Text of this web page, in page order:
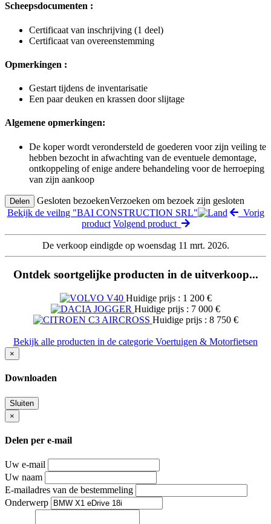
Scheepsdocumenten :
Certificaat van inschrijving (1 deel)
Certificaat van overeenstemming
Opmerkingen :
Gestart tijdens de inventarisatie
Een paar deuken en krassen door slijtage
Algemene opmerkingen:
De koper wordt verondersteld de goederen voor zijn veiling te
hebben bezocht in afwachting van de eventuele demontage,
ontkoppeling of enige andere behandeling voor de herroeping
van zijn aankoop
Delen Gesloten bezoekenVerzoeken om bezoek zijn gesloten
Bekijk de veilng "BAI CONSTRUCTION SRL"
Vorig
product Volgend product
De verkoop eindigde op woensdag 11 mrt. 2026.
Ontdek soortgelijke producten in de uitverkoop...
Huidige prijs : 1 200 €
Huidige prijs : 7 000 €
Huidige prijs : 8 750 €
Bekijk alle producten in de categorie Voertuigen & Motorfietsen
×
Downloaden
Sluiten
×
Delen per e-mail
Uw e-mail
Uw naam
E-mailadres van de bestemmeling
Onderwerp